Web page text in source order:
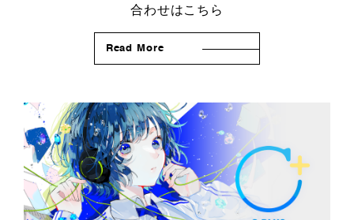
合わせはこちら
Read More